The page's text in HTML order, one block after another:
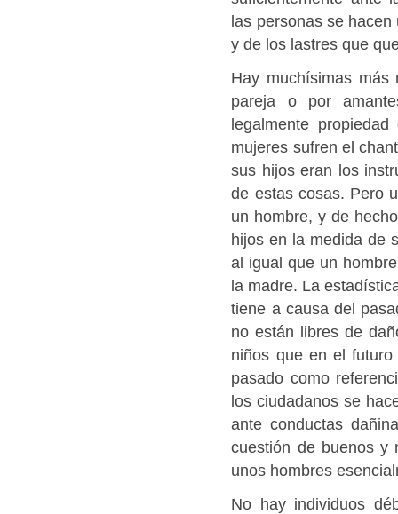
las personas se
y de los lastres que
Hay muchísimas más
pareja o por
legalmente
mujeres sufren el
sus hijos eran los
de estas cosas. Pero
un hombre, y de
hijos en la medida de
al igual que un
la madre. La
tiene a causa del
no están libres de
niños que en el
pasado como
los ciudadanos se
ante conductas
cuestión de buenos y
unos hombres
No hay individuos